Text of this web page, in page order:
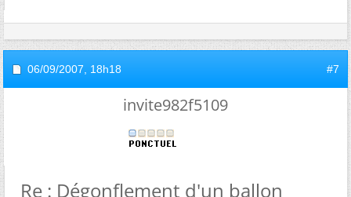
06/09/2007, 18h18 #7
invite982f5109
Re : Dégonflement d'un ballon